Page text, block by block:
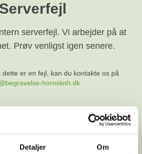
Detaljer Om
Serverfejl
serverfejl. Vi arbejder på at
Prøv venligst igen senere.
dette er en fejl, kan du kontakte os på
hornsleth.dk
Gå tilbage